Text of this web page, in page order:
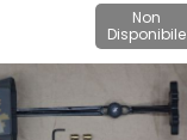
Non
Disponibile